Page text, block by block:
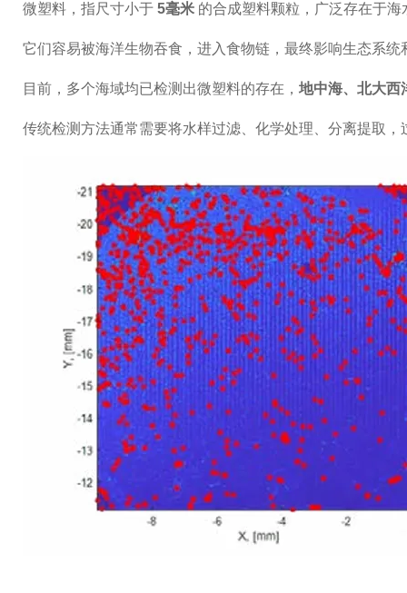
微塑料，指尺寸小于 5毫米 的合成塑料颗粒，广泛存在于
它们容易被海洋生物吞食，进入食物链，最终影响生态系统
目前，多个海域均已检测出微塑料的存在， 地中海、北大西
传统检测方法通常需要将水样过滤、化学处理、分离提取